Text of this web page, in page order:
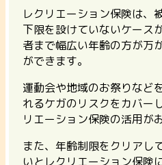
レクリエーション保険は、
下限を設けていないケース
者まで幅広い年齢の方が万
ができます。
運動会や地域のお祭りなど
れるケガのリスクをカバー
リエーション保険の活用が
また、年齢制限をクリアし
いとレクリエーション保険